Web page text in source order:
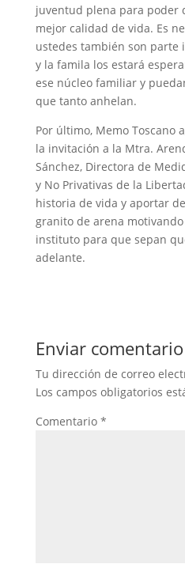
juventud plena para poder
mejor calidad de vida. Es
ustedes también son
y la famila los estará
ese núcleo familiar y
que tanto anhelan.
Por último, Memo Toscano
la invitación a la Mtra.
Sánchez, Directora de
y No Privativas de la
historia de vida y aportar
granito de arena
instituto para que sepan
adelante.
Enviar comentario
Tu dirección de correo
Los campos obligatorios
Comentario *